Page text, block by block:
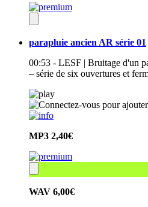
parapluie ancien AR série 01
00:53 - LESF | Bruitage d'un
– série de six ouvertures et
MP3 2,40€
WAV 6,00€